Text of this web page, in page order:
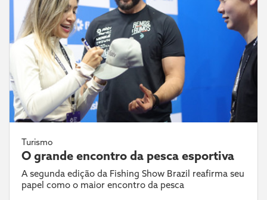
Turismo
O grande encontro da pesca esportiva
A segunda edição da Fishing Show Brazil reafirma seu
papel como o maior encontro da pesca